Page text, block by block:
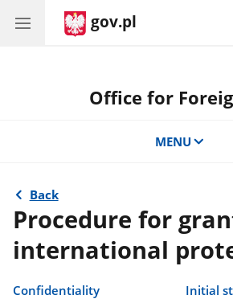
gov.pl
Office for
MENU
Back
Procedure for
international
Confidentiality
Initial